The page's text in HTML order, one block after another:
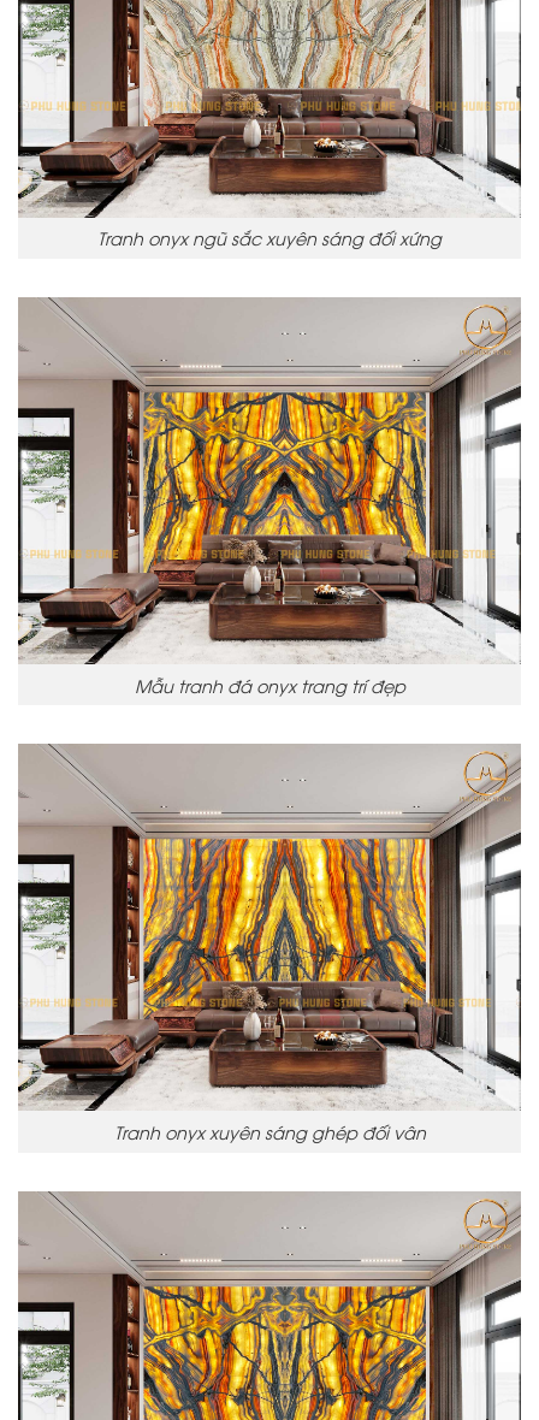
Tranh onyx ngũ sắc xuyên sáng đối xứng
Mẫu tranh đá onyx trang trí đẹp
Tranh onyx xuyên sáng ghép đối vân